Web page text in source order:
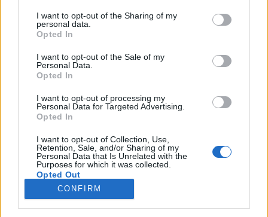
not limited to your visit or usage behaviour. You may click to
grant or deny consent to Google and its third-party tags to
use your data for below specified purposes in below Google
consent section.
I want to opt-out of the Sharing of my
personal data.
Opted In
I want to opt-out of the Sale of my
Personal Data.
Opted In
I want to opt-out of processing my
Personal Data for Targeted Advertising.
Opted In
I want to opt-out of Collection, Use,
Retention, Sale, and/or Sharing of my
Personal Data that Is Unrelated with the
Purposes for which it was collected.
Opted Out
Google consents
CONFIRM
PüspökszentlászlónEgy…
A év, nagyszombat, elmélkedés
vaczjenosjadmin• 2011. április 22.
Április 23., nagyszombat (A egyházi év)A teljes,
mélységes csönd napja. Nincs szentmise,
legmélyére: a halálba, a sírba, a poklok
tornácára.Húsvét éjszakáján az olvasmányok java
része a katekumeneknek szól és az első…